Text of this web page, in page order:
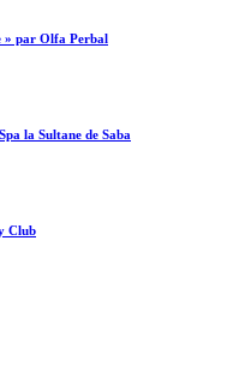
» par Olfa Perbal
la Sultane de Saba
Club